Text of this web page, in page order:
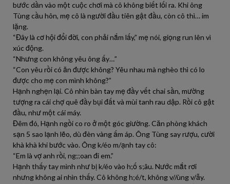
bước dần vào một cuộc chơi mà cô không biết lối ra. Khi ông
Tùng cầu hôn, mẹ cô là người đầu tiên gật đầu, còn cô thì… im
lặng.
“Đây là cơ hội đổi đời, con phải nắm lấy,” mẹ nói, giọng run lên vì
xúc động.
“Nhưng con không yêu ông ấy…”
“Con yêu rồi có ăn được không? Yêu nhau mà nghèo thì có lo
được cho mẹ con mình không?”
Hạnh nghẹn lại. Cô nhìn bàn tay mẹ đầy vết chai sần, mường
tượng ra cái chợ quê đầy bụi đất và mùi tanh rau dập. Rồi cô gật
đầu, như một cái máy.
Đêm đó, Hạnh ngồi co ro ở một góc giường. Căn phòng khách
sạn 5 sao lạnh lẽo, dù đèn vàng ấm áp. Ông Tùng say rượu, cười
khà khà khi bước vào. Ông k/éo m/ạnh tay cô:
“Em là vợ anh rồi, ng;;oan đi em.”
Hạnh thấy tay mình như bị k/éo vào h;ố s;âu. Nước mắt rơi
nhưng không ai nhìn thấy. Cô không h;é/t, không v//ùng v/ẫy.